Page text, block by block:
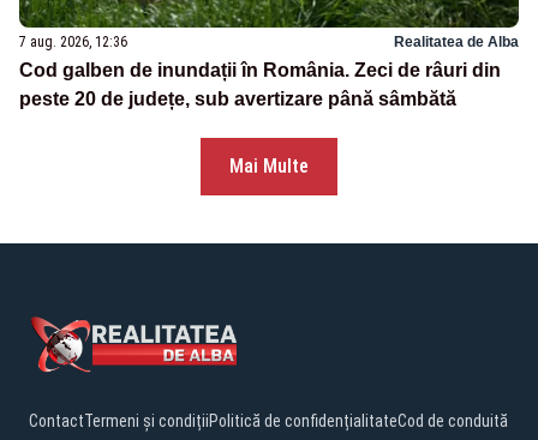
7 aug. 2026, 12:36 Realitatea de Alba
Cod galben de inundații în România. Zeci de râuri din
peste 20 de județe, sub avertizare până sâmbătă
Mai Multe
ContactTermeni și condițiiPolitică de confidențialitateCod de conduită